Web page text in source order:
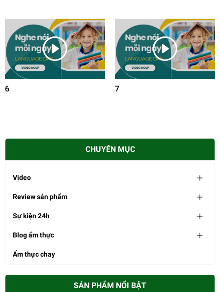
6 7
CHUYÊN MỤC
Video
Review sản phẩm
Sự kiện 24h
Blog ẩm thực
Ẩm thực chay
SẢN PHẨM NỔI BẬT